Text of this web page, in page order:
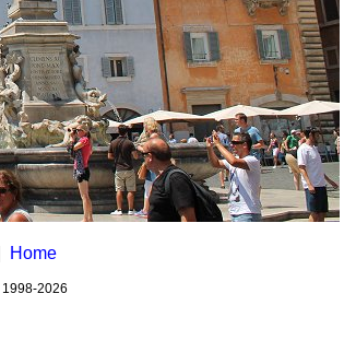
Home
1998-2026